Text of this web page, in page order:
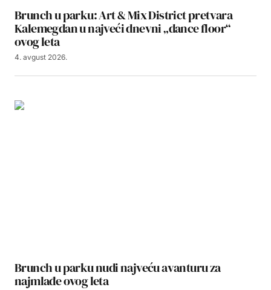
Brunch u parku: Art & Mix District pretvara
Kalemegdan u najveći dnevni „dance floor“
ovog leta
4. avgust 2026.
Brunch u parku nudi najveću avanturu za
najmlađe ovog leta